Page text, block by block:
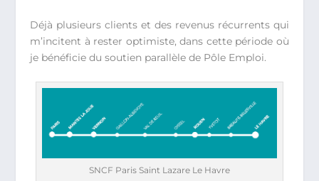
Déjà plusieurs clients et des revenus récurrents qui
m’incitent à rester optimiste, dans cette période où
je bénéficie du soutien parallèle de Pôle Emploi.
SNCF Paris Saint Lazare Le Havre